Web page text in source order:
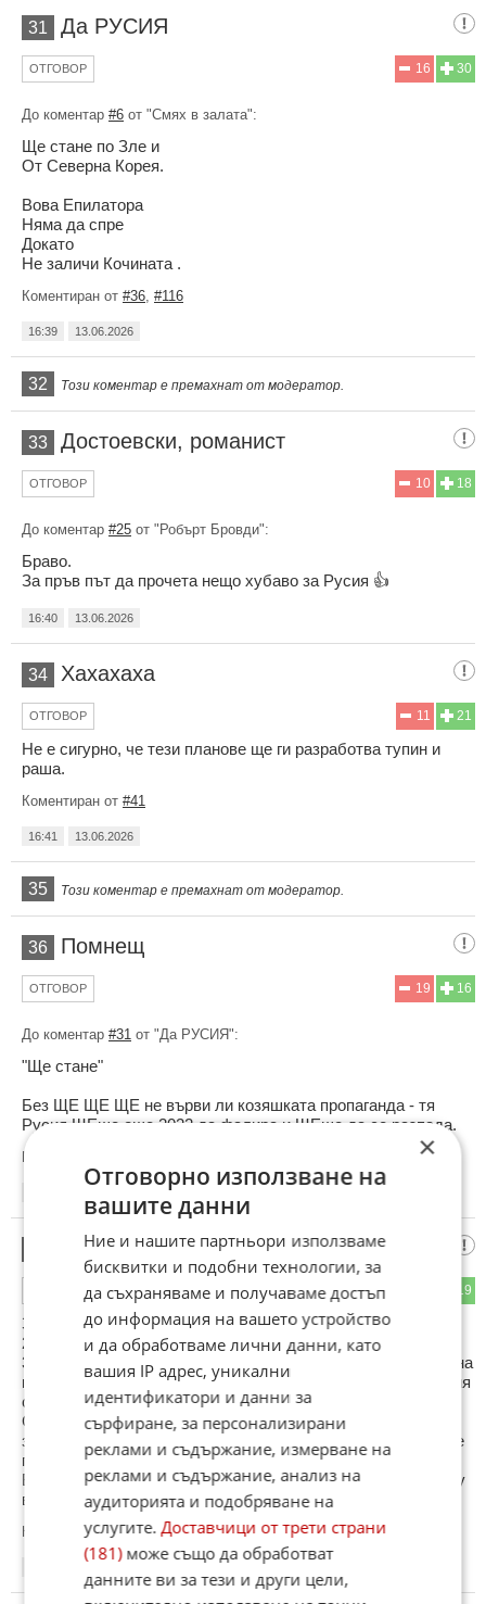
31 Да РУСИЯ
30
16
ОТГОВОР
До коментар #6 от "Смях в залата":
Ще стане по Зле и
От Северна Корея.
Вова Епилатора
Няма да спре
Докато
Не заличи Кочината .
Коментиран от #36 #116
16:39 13.06.2026
32 Този коментар е премахнат от модератор.
33 Достоевски, романист
18
10
ОТГОВОР
До коментар #25 от "Робърт Бровди":
Браво.
За пръв път да прочета нещо хубаво за Русия 👍
16:40 13.06.2026
34 Хахахаха
21
11
ОТГОВОР
Не е сигурно, че тези планове ще ги разработва тупин и
раша.
Коментиран от #41
16:41 13.06.2026
35 Този коментар е премахнат от модератор.
36 Помнещ
16
19
ОТГОВОР
До коментар #31 от "Да РУСИЯ":
"Ще стане"
Без ЩЕ ЩЕ ЩЕ не върви ли козяшката пропаганда - тя
Русия ЩЕше още 2022 да фалира и ЩЕше да се разпада.
Коментиран от
Урсула Фон Лаян
19
ОТГОВОР
Защо така?
21 пакета санкции наложихме на Русия.
300 млрд.евро дадохме на Украйна, но Русия не е победена
на фронта, не се разпадна, не стана гражданска революция
срещу Путин?
Спряхме руски телевизии, забранихме руски филми,
забранихме влизането в ЕС на руснаци ,а ние ставаме все
по зле.
Вероятно ще трябва да нападнем Русия, но историята не у
в наша полза
Коментиран от#57
×
Отговорно използване на
вашите данни
Ние и нашите партньори използваме
бисквитки и подобни технологии, за
да съхраняваме и получаваме достъп
до информация на вашето устройство
и да обработваме лични данни, като
вашия IP адрес, уникални
идентификатори и данни за
сърфиране, за персонализирани
реклами и съдържание, измерване на
реклами и съдържание, анализ на
аудиторията и подобряване на
услугите.Доставчици от трети страни
(181)може също да обработват
данните ви за тези и други цели,